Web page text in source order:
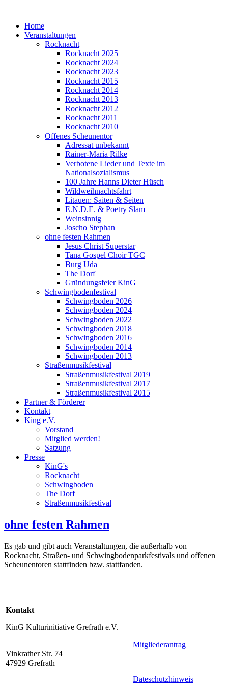
Home
Veranstaltungen
Rocknacht
Rocknacht 2025
Rocknacht 2024
Rocknacht 2023
Rocknacht 2015
Rocknacht 2014
Rocknacht 2013
Rocknacht 2012
Rocknacht 2011
Rocknacht 2010
Offenes Scheunentor
Adressat unbekannt
Rainer-Maria Rilke
Verbotene Lieder und Texte im
Nationalsozialismus
100 Jahre Hanns Dieter Hüsch
Wildweihnachtsfahrt
Litauen: Saiten & Seiten
E.N.D.E. & Poetry Slam
Weinsinnig
Joscho Stephan
ohne festen Rahmen
Jesus Christ Superstar
Tana Gospel Choir TGC
Burg Uda
The Dorf
Gründungsfeier KinG
Schwingbodenfestival
Schwingboden 2026
Schwingboden 2024
Schwingboden 2022
Schwingboden 2018
Schwingboden 2016
Schwingboden 2014
Schwingboden 2013
Straßenmusikfestival
Straßenmusikfestival 2019
Straßenmusikfestival 2017
Straßenmusikfestival 2015
Partner & Förderer
Kontakt
King e.V.
Vorstand
Mitglied werden!
Satzung
Presse
KinG's
Rocknacht
Schwingboden
The Dorf
Straßenmusikfestival
ohne festen Rahmen
Es gab und gibt auch Veranstaltungen, die außerhalb von
Rocknacht, Straßen- und Schwingbodenparkfestivals und offenen
Scheunentoren stattfinden bzw. stattfanden.
Kontakt
KinG Kulturinitiative Grefrath e.V.
Vinkrather Str. 74
47929 Grefrath
Mitgliederantrag
Dateschutzhinweis